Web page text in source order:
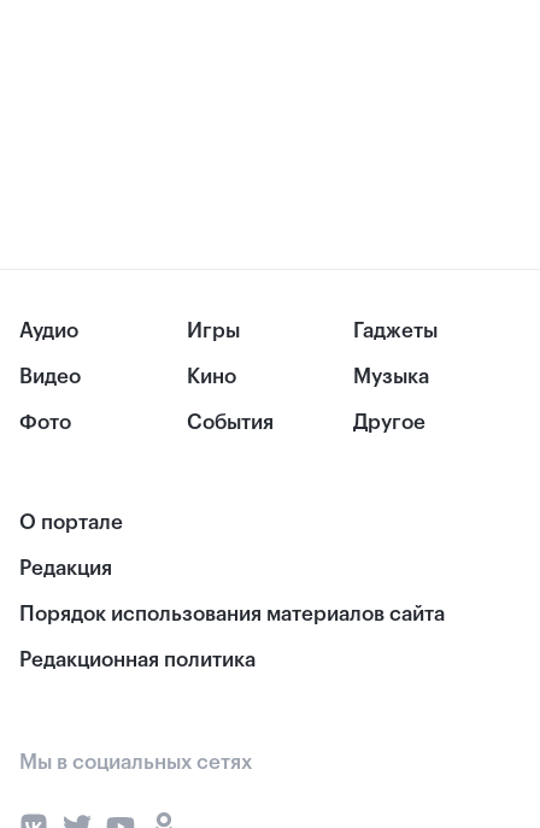
Аудио
Видео
Фото
Игры
Кино
События
Гаджеты
Музыка
Другое
О портале
Редакция
Порядок использования материалов сайта
Редакционная политика
Мы в социальных сетях